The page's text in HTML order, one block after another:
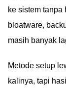
ke sistem
bloatware,
masih banyak
Metode setup
kalinya, tapi